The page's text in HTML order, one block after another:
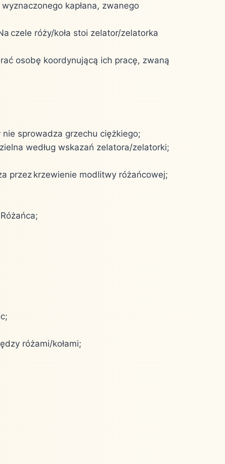
kapłana, zwanego
czele róży/koła stoi zelator/zelatorka
osobę koordynującą ich pracę, zwaną
sprowadza grzechu ciężkiego;
według wskazań zelatora/zelatorki;
przez krzewienie modlitwy różańcowej;
różami/kołami;